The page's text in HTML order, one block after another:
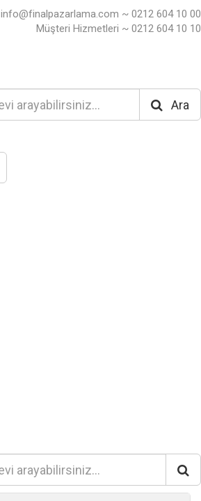
info@finalpazarlama.com ~ 0212 604 10 00
Müşteri Hizmetleri ~ 0212 604 10 10
Ara